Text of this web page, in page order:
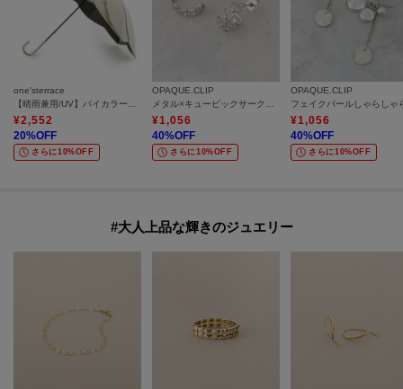
one'sterrace
【晴雨兼用/UV】バイカラーパイピング 長傘
¥2,552
20%OFF
さらに10%OFF
OPAQUE.CLIP
メタル×キュービックサークルピアス
¥1,056
40%OFF
さらに10%OFF
OPAQUE.CLIP
¥1,056
40%OFF
さらに10%OFF
#大人上品な輝きのジュエリー